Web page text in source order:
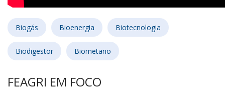
Biogás Bioenergia Biotecnologia
Biodigestor Biometano
FEAGRI EM FOCO